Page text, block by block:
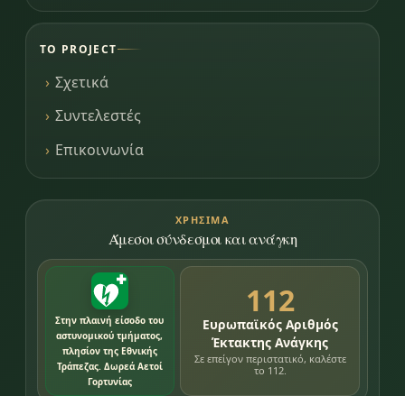
ΤΟ PROJECT
Σχετικά
Συντελεστές
Επικοινωνία
ΧΡΉΣΙΜΑ
Άμεσοι σύνδεσμοι και ανάγκη
Στην πλαινή είσοδο του
αστυνομικού τμήματος,
πλησίον της Εθνικής
Τράπεζας. Δωρεά Αετοί
Γορτυνίας
112
Ευρωπαϊκός Αριθμός
Έκτακτης Ανάγκης
Σε επείγον περιστατικό, καλέστε
το 112.